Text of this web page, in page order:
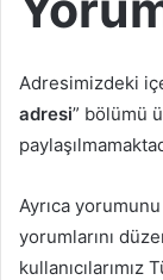
Adresimizdeki
adresi” bölümü
Ayrıca
yorumlarını